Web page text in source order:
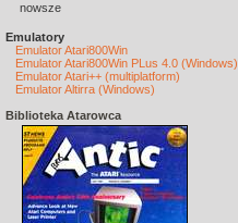
nowsze
Emulatory
Emulator Atari800Win
Emulator Atari800Win PLus 4.0 (Windows)
Emulator Atari++ (multiplatform)
Emulator Altirra (Windows)
Biblioteka Atarowca